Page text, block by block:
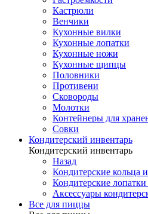
Кастрюли
Венчики
Кухонные вилки
Кухонные лопатки
Кухонные ножи
Кухонные щипцы
Половники
Противени
Сковороды
Молотки
Контейнеры для
Совки
Кондитерский инвентарь
Кондитерский инвентарь
Назад
Кондитерские кольца
Кондитерские
Аксессуары
Все для пиццы